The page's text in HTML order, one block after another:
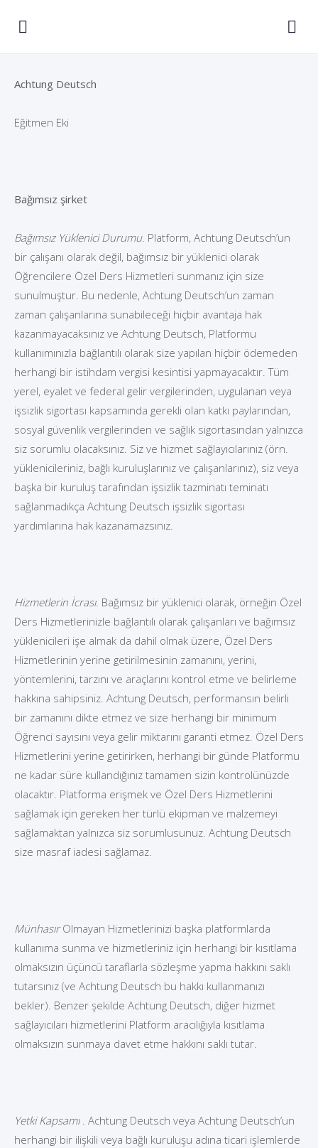
Achtung Deutsch
Eğitmen Eki
Bağımsız şirket
Bağımsız Yüklenici Durumu. Platform, Achtung Deutsch’un
bir çalışanı olarak değil, bağımsız bir yüklenici olarak
Öğrencilere Özel Ders Hizmetleri sunmanız için size
sunulmuştur. Bu nedenle, Achtung Deutsch’un zaman
zaman çalışanlarına sunabileceği hiçbir avantaja hak
kazanmayacaksınız ve Achtung Deutsch, Platformu
kullanımınızla bağlantılı olarak size yapılan hiçbir ödemeden
herhangi bir istihdam vergisi kesintisi yapmayacaktır. Tüm
yerel, eyalet ve federal gelir vergilerinden, uygulanan veya
işsizlik sigortası kapsamında gerekli olan katkı paylarından,
sosyal güvenlik vergilerinden ve sağlık sigortasından yalnızca
siz sorumlu olacaksınız. Siz ve hizmet sağlayıcılarınız (örn.
yüklenicileriniz, bağlı kuruluşlarınız ve çalışanlarınız), siz veya
başka bir kuruluş tarafından işsizlik tazminatı teminatı
sağlanmadıkça Achtung Deutsch işsizlik sigortası
yardımlarına hak kazanamazsınız.
Hizmetlerin İcrası. Bağımsız bir yüklenici olarak, örneğin Özel
Ders Hizmetlerinizle bağlantılı olarak çalışanları ve bağımsız
yüklenicileri işe almak da dahil olmak üzere, Özel Ders
Hizmetlerinin yerine getirilmesinin zamanını, yerini,
yöntemlerini, tarzını ve araçlarını kontrol etme ve belirleme
hakkına sahipsiniz. Achtung Deutsch, performansın belirli
bir zamanını dikte etmez ve size herhangi bir minimum
Öğrenci sayısını veya gelir miktarını garanti etmez. Özel Ders
Hizmetlerini yerine getirirken, herhangi bir günde Platformu
ne kadar süre kullandığınız tamamen sizin kontrolünüzde
olacaktır. Platforma erişmek ve Özel Ders Hizmetlerini
sağlamak için gereken her türlü ekipman ve malzemeyi
sağlamaktan yalnızca siz sorumlusunuz. Achtung Deutsch
size masraf iadesi sağlamaz.
MünhasırOlmayan Hizmetlerinizi başka platformlarda
kullanıma sunma ve hizmetleriniz için herhangi bir kısıtlama
olmaksızın üçüncü taraflarla sözleşme yapma hakkını saklı
tutarsınız (ve Achtung Deutsch bu hakkı kullanmanızı
bekler). Benzer şekilde Achtung Deutsch, diğer hizmet
sağlayıcıları hizmetlerini Platform aracılığıyla kısıtlama
olmaksızın sunmaya davet etme hakkını saklı tutar.
Yetki Kapsamı . Achtung Deutsch veya Achtung Deutsch’un
herhangi bir ilişkili veya bağlı kuruluşu adına ticari işlemlerde